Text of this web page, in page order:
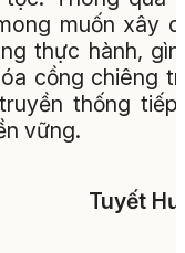
muốn xây
thực hành,
cồng chiêng
thống
vững.
Tuyết